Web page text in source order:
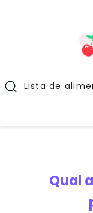
Lista de
Qual